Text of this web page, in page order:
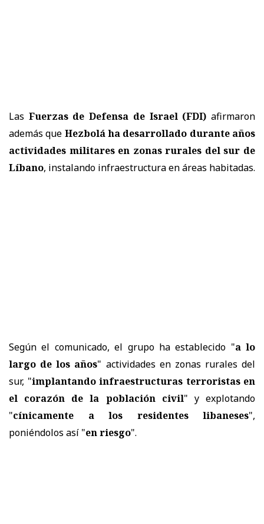
Las Fuerzas de Defensa de Israel (FDI) afirmaron
además que Hezbolá ha desarrollado durante años
actividades militares en zonas rurales del sur de
Líbano, instalando infraestructura en áreas habitadas.
Según el comunicado, el grupo ha establecido "a lo
largo de los años" actividades en zonas rurales del
sur, "implantando infraestructuras terroristas en
el corazón de la población civil" y explotando
"cínicamente a los residentes libaneses",
poniéndolos así "en riesgo".